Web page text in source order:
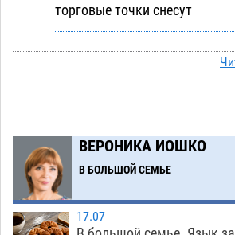
торговые точки снесут
на новой серебряной монете
в музее Пушкина в Москве
13:50
Мэрия Астрахани переводит
зеленые зоны на
ВЕРОНИКА ИОШКО
В БОЛЬШОЙ СЕМЬЕ
17.07